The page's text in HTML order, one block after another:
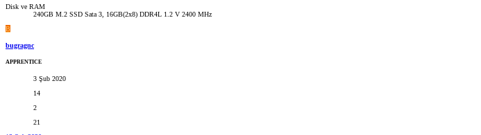
Disk ve RAM
240GB M.2 SSD Sata 3, 16GB(2x8) DDR4L 1.2 V 2400 MHz
B
bugragnc
APPRENTICE
3 Şub 2020
14
2
21